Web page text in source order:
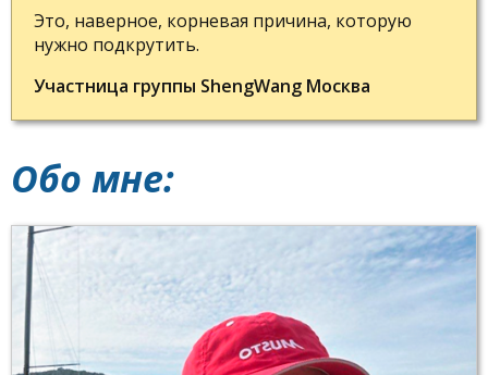
Это, наверное, корневая причина, которую
нужно подкрутить.
Участница группы ShengWang Москва
Обо мне: